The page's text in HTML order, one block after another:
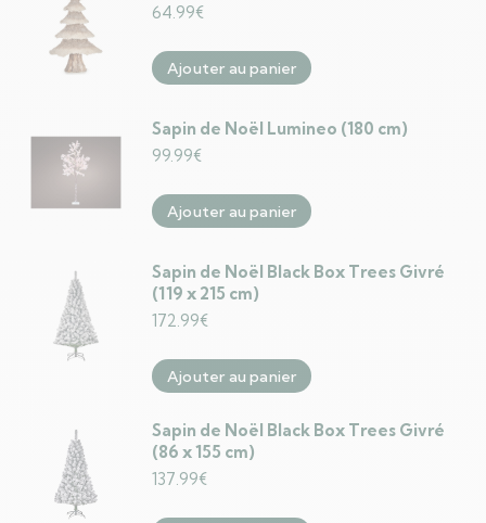
64.99€
Ajouter au panier
Sapin de Noël Lumineo (180 cm)
99.99€
Ajouter au panier
Sapin de Noël Black Box Trees Givré
(119 x 215 cm)
172.99€
Ajouter au panier
Sapin de Noël Black Box Trees Givré
(86 x 155 cm)
137.99€